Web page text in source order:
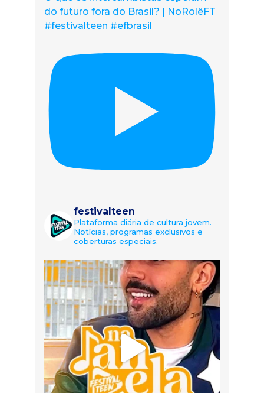
do futuro fora do Brasil? | NoRolêFT
#festivalteen #efbrasil
festivalteen
Plataforma diária de cultura jovem.
Notícias, programas exclusivos e
coberturas especiais.